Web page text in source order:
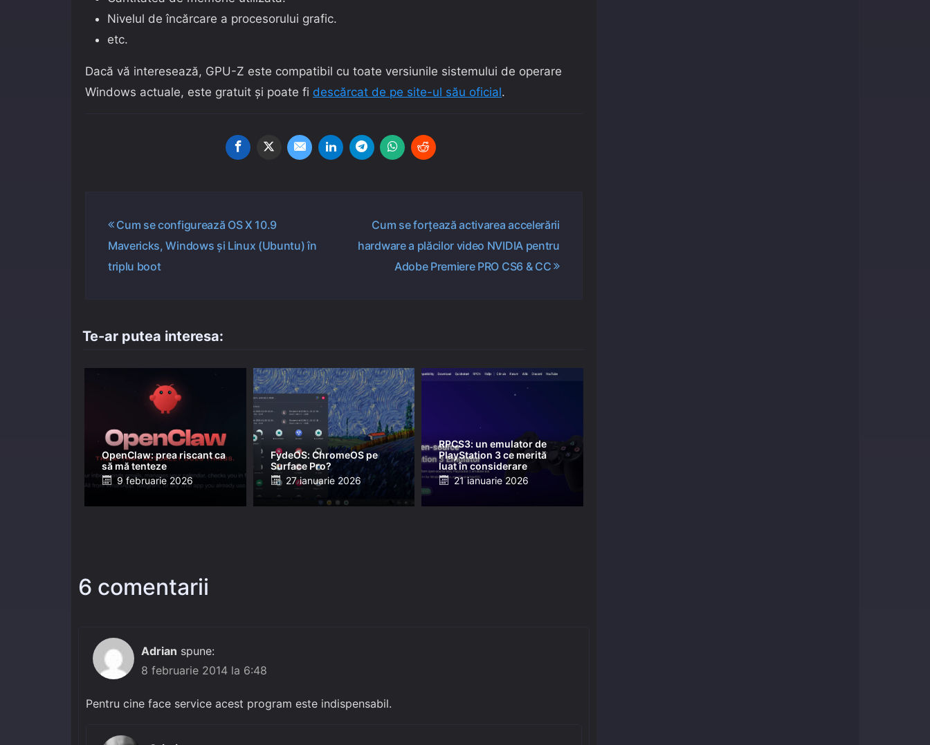
Nivelul de încărcare a procesorului grafic.
etc.
Dacă vă interesează, GPU-Z este compatibil cu toate versiunile sistemului de operare
Windows actuale, este gratuit și poate fi descărcat de pe site-ul său oficial.
Navigare
articole
Cum se configurează OS X 10.9
Mavericks, Windows și Linux (Ubuntu) în
triplu boot
Cum se forțează activarea accelerării
hardware a plăcilor video NVIDIA pentru
Adobe Premiere PRO CS6 & CC
Te-ar putea interesa:
OpenClaw: prea riscant ca
să mă tenteze
Posted
9 februarie 2026
FydeOS: ChromeOS pe
Surface Pro?
Posted
27 ianuarie 2026
RPCS3: un emulator de
PlayStation 3 ce merită
luat în considerare
Posted
21 ianuarie 2026
6 comentarii
Adrian spune:
8 februarie 2014 la 6:48
Pentru cine face service acest program este indispensabil.